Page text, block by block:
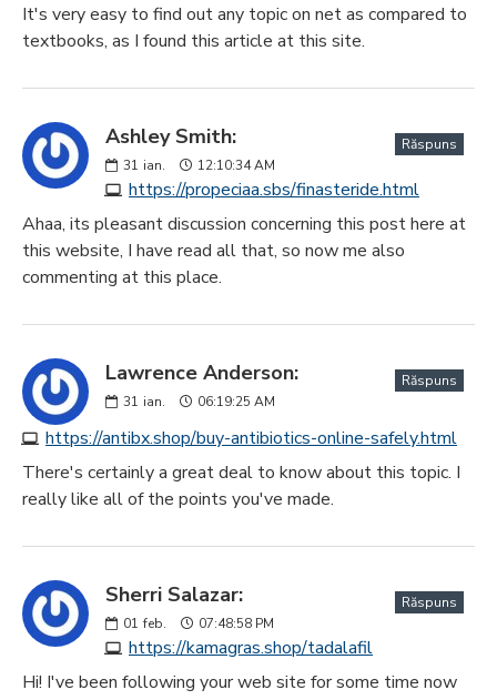
It's very easy to find out any topic on net as compared to
textbooks, as I found this article at this site.
Ashley Smith:
31 ian. 12:10:34 AM
https://propeciaa.sbs/finasteride.html
Răspuns
Ahaa, its pleasant discussion concerning this post here at
this website, I have read all that, so now me also
commenting at this place.
Lawrence Anderson:
31 ian. 06:19:25 AM
https://antibx.shop/buy-antibiotics-online-safely.html
Răspuns
There's certainly a great deal to know about this topic. I
really like all of the points you've made.
Sherri Salazar:
01 feb. 07:48:58 PM
https://kamagras.shop/tadalafil
Răspuns
Hi! I've been following your web site for some time now